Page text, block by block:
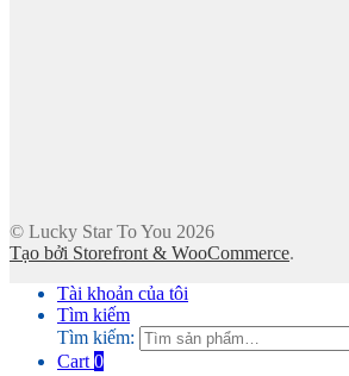
© Lucky Star To You 2026
Tạo bởi Storefront & WooCommerce.
Tài khoản của tôi
Tìm kiếm
Tìm kiếm:
Cart 0